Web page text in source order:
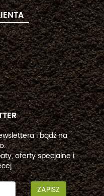
i bądź na
oferty specjalne i
ZAPISZ